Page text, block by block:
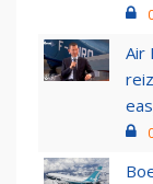
Air